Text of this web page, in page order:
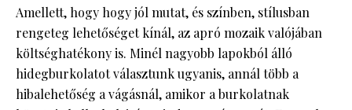
Amellett, hogy hogy jól mutat, és színben, stílusban
rengeteg lehetőséget kínál, az apró mozaik valójában
költséghatékony is. Minél nagyobb lapokból álló
hidegburkolatot választunk ugyanis, annál több a
hibalehetőség a vágásnál, amikor a burkolatnak